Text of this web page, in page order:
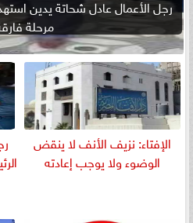
رجل الأعمال عادل شحاتة يدين
مرحلة
الإفتاء: نزيف الأنف لا ينقض
الوضوء ولا يوجب إعادته